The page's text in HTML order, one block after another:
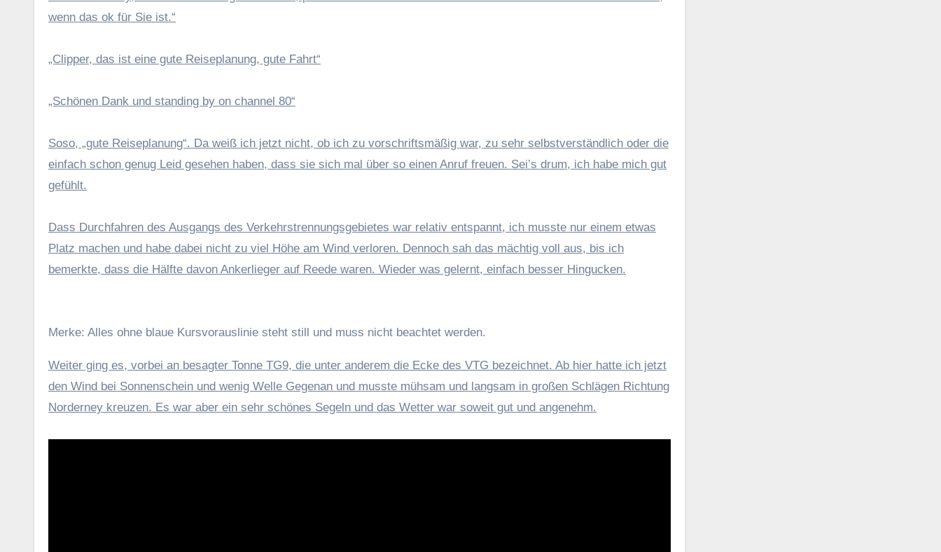
wenn das ok für Sie ist.“
„Clipper, das ist eine gute Reiseplanung, gute Fahrt“
„Schönen Dank und standing by on channel 80“
Soso, „gute Reiseplanung“. Da weiß ich jetzt nicht, ob ich zu vorschriftsmäßig war, zu sehr selbstverständlich oder die
einfach schon genug Leid gesehen haben, dass sie sich mal über so einen Anruf freuen. Sei’s drum, ich habe mich gut
gefühlt.
Dass Durchfahren des Ausgangs des Verkehrstrennungsgebietes war relativ entspannt, ich musste nur einem etwas
Platz machen und habe dabei nicht zu viel Höhe am Wind verloren. Dennoch sah das mächtig voll aus, bis ich
bemerkte, dass die Hälfte davon Ankerlieger auf Reede waren. Wieder was gelernt, einfach besser Hingucken.
Merke: Alles ohne blaue Kursvorauslinie steht still und muss nicht beachtet werden.
Weiter ging es, vorbei an besagter Tonne TG9, die unter anderem die Ecke des VTG bezeichnet. Ab hier hatte ich jetzt
den Wind bei Sonnenschein und wenig Welle Gegenan und musste mühsam und langsam in großen Schlägen Richtung
Norderney kreuzen. Es war aber ein sehr schönes Segeln und das Wetter war soweit gut und angenehm.